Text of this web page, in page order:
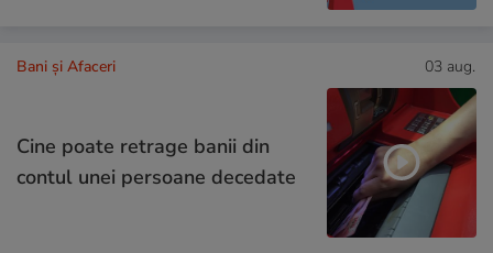
Bani și Afaceri 03 aug.
Cine poate retrage banii din
contul unei persoane decedate